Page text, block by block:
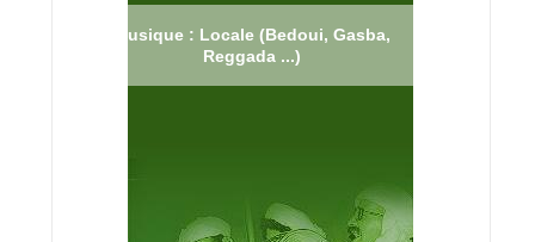
Musique : Locale (Bedoui, Gasba,
Reggada ...)